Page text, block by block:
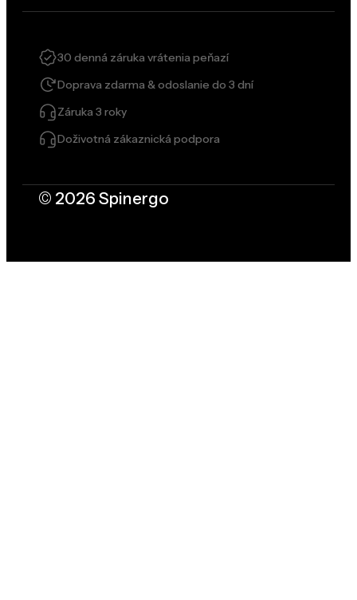
30 denná záruka vrátenia peňazí
Doprava zdarma & odoslanie do 3 dní
Záruka 3 roky
Doživotná zákaznická podpora
© 2026 Spinergo